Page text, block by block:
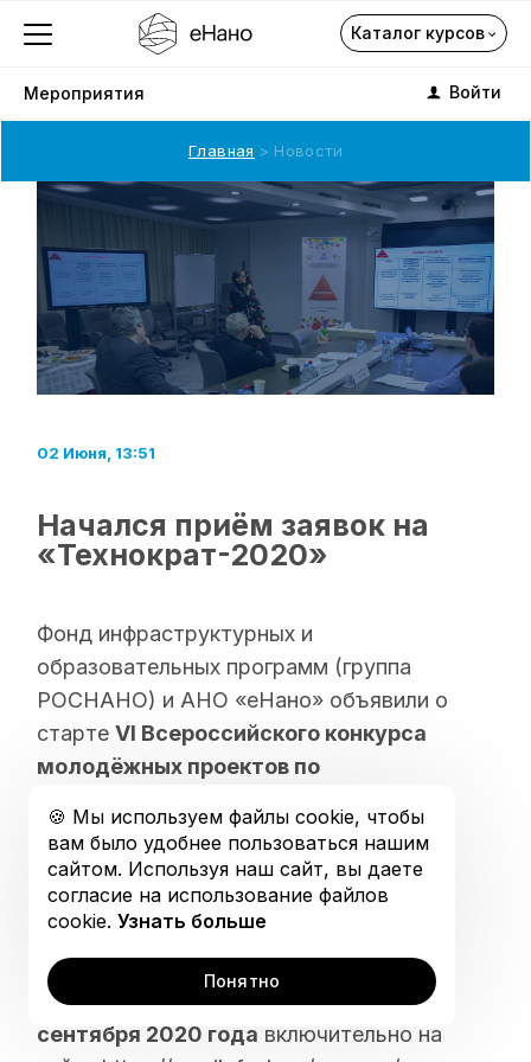
Каталог курсов
Мероприятия Войти
О компании
Профориентация
Открытая коллекция
Главная Новости
02 Июня, 13:51
Начался приём заявок на
«Технократ-2020»
Фонд инфраструктурных и
образовательных программ (группа
РОСНАНО) и АНО «еНано» объявили о
старте VI Всероссийского конкурса
молодёжных проектов по
«Технократ», который проводится в
рамках программы «УМНИК» Фонда
содействия инновациям с 2015 года.
Заявки на конкурс принимаются в
электронном видес 1 июня по 30
сентября 2020 года включительно на
🍪 Мы используем файлы cookie, чтобы
вам было удобнее пользоваться нашим
сайтом. Используя наш сайт, вы даете
согласие на использование файлов
cookie. Узнать больше
Понятно